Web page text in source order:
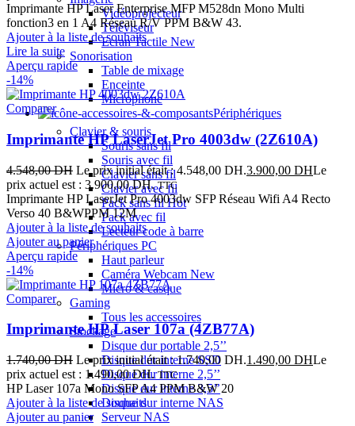
Vidéoprojecteur
Téléviseur
Ecran Tactile New
Sonorisation
Table de mixage
Enceinte
Microphone
Périphériques
Clavier & souris
Souris sans fil
Souris avec fil
Clavier sans fil
Clavier avec fil
Pack sans filHot
Pack avec fil
Lecteur code à barre
Périphériques PC
Haut parleur
Caméra Webcam New
Micro & casque
Gaming
Tous les accessoires
Stockage
Disque dur portable 2,5’’
Disque dur interne SSD
Disque dur interne 2,5’’
Disque dur interne 3,5’’
Disque dur interne NAS
Serveur NAS
Imprimante HP Laser Enterprise MFP M528dn Mono Multi
fonction3 en 1 A4 Réseau R/V PPM B&W 43.
Ajouter à la liste de souhaits
Lire la suite
Aperçu rapide
-14%
Comparer
Imprimante HP LaserJet Pro 4003dw (2Z610A)
4.548,00DH Le prix initial était : 4.548,00 DH.3.900,00 DHLe
prix actuel est : 3.900,00 DH. TTC
Imprimante HP LaserJet Pro 4003dw SFP Réseau Wifi A4 Recto
Verso 40 B&WPPM 12M
Ajouter à la liste de souhaits
Ajouter au panier
Aperçu rapide
-14%
Comparer
Imprimante HP Laser 107a (4ZB77A)
1.740,00DH Le prix initial était : 1.740,00 DH.1.490,00 DHLe
prix actuel est : 1.490,00 DH. TTC
HP Laser 107a Mono SFP A4 PPM B&W 20
Ajouter à la liste de souhaits
Ajouter au panier